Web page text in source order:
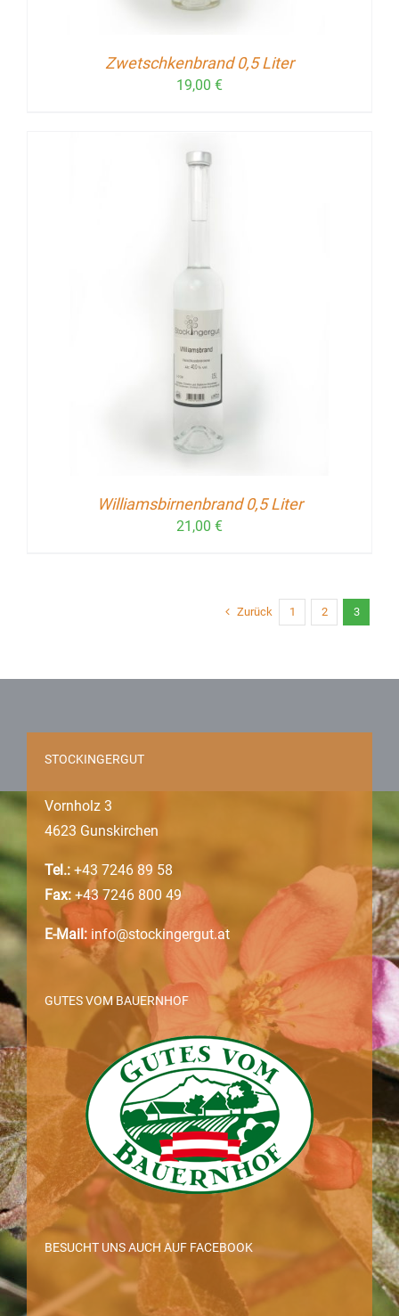
Zwetschkenbrand 0,5 Liter
19,00 €
Williamsbirnenbrand 0,5 Liter
21,00 €
Zurück 1 2 3
STOCKINGERGUT
Vornholz 3
4623 Gunskirchen
Tel.: +43 7246 89 58
Fax: +43 7246 800 49
E-Mail: info@stockingergut.at
GUTES VOM BAUERNHOF
BESUCHT UNS AUCH AUF FACEBOOK